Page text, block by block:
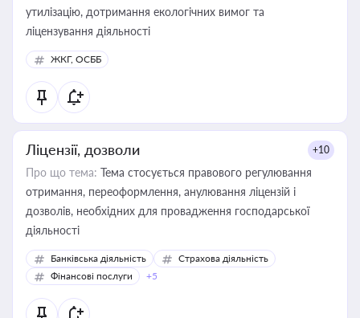
утилізацію, дотримання екологічних вимог та
ліцензування діяльності
ЖКГ, ОСББ
Ліцензії, дозволи +10
Про що тема: Тема стосується правового регулювання
отримання, переоформлення, анулювання ліцензій і
дозволів, необхідних для провадження господарської
діяльності
Банківська діяльність
Страхова діяльність
Фінансові послуги
+5